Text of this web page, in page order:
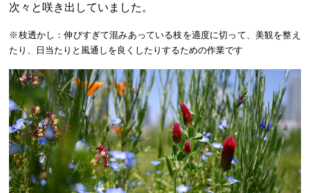
次々と咲き出していました。
※枝透かし：伸びすぎて混みあっている枝を適度に切って、美観を整え
たり、日当たりと風通しを良くしたりするための作業です